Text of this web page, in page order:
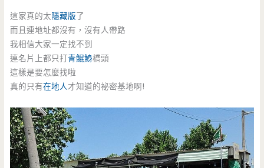
這家真的太隱藏版了
而且連地址都沒有，沒有人帶路
我相信大家一定找不到
連名片上都只打青鯤鯓橋頭
這樣是要怎麼找啦
真的只有在地人才知道的祕密基地啊!